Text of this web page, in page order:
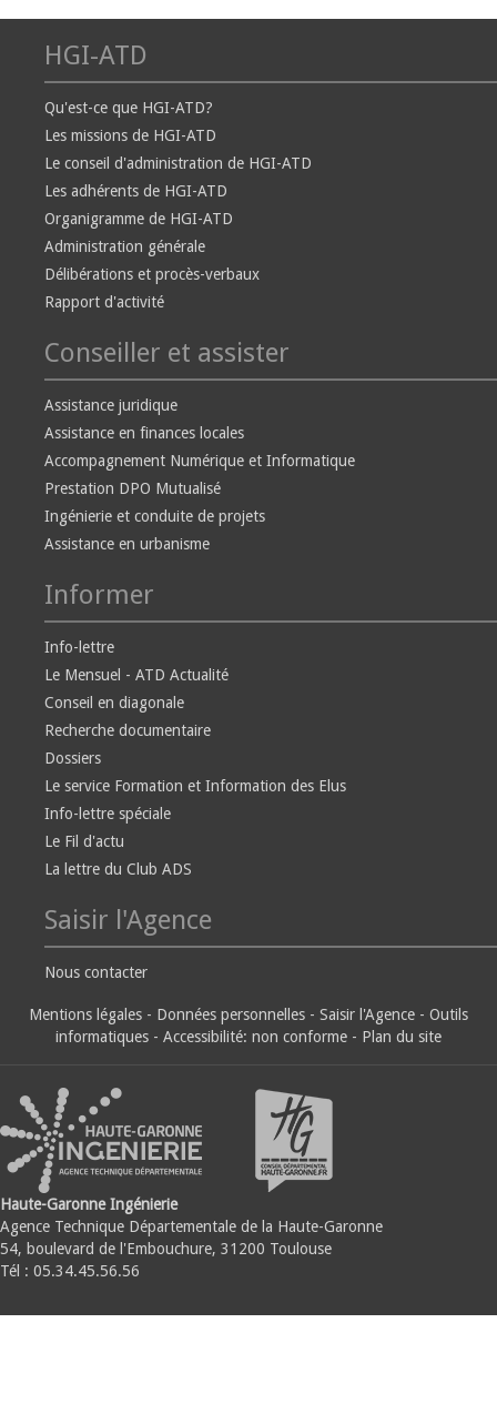
HGI-ATD
Qu'est-ce que HGI-ATD?
Les missions de HGI-ATD
Le conseil d'administration de HGI-ATD
Les adhérents de HGI-ATD
Organigramme de HGI-ATD
Administration générale
Délibérations et procès-verbaux
Rapport d'activité
Conseiller et assister
Assistance juridique
Assistance en finances locales
Accompagnement Numérique et Informatique
Prestation DPO Mutualisé
Ingénierie et conduite de projets
Assistance en urbanisme
Informer
Info-lettre
Le Mensuel - ATD Actualité
Conseil en diagonale
Recherche documentaire
Dossiers
Le service Formation et Information des Elus
Info-lettre spéciale
Le Fil d'actu
La lettre du Club ADS
Saisir l'Agence
Nous contacter
Mentions légales - Données personnelles - Saisir l'Agence - Outils
informatiques - Accessibilité: non conforme - Plan du site
Haute-Garonne Ingénierie
Agence Technique Départementale de la Haute-Garonne
54, boulevard de l'Embouchure, 31200 Toulouse
Tél : 05.34.45.56.56